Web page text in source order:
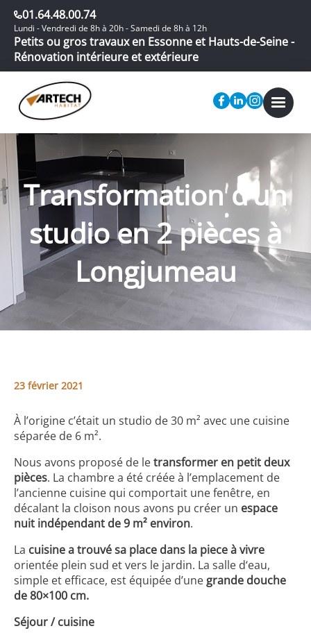
01.64.48.00.74
Lundi - Vendredi de 8h à 20h - Samedi de 8h à 12h
Petits ou gros travaux en Essonne et Hauts-de-Seine -
Rénovation intérieure et extérieure
Transformation d’un
studio en 2 pièces à
Longjumeau
23 février 2021
À l’origine c’était un studio de 30 m² avec une cuisine
séparée de 6 m².
Nous avons proposé de letransformer en petit deux
pièces. La chambre a été créée à l’emplacement de
l’ancienne cuisine qui comportait une fenêtre, en
décalant la cloison nous avons pu créer un espace
nuit indépendant de 9 m² environ.
La cuisine a trouvé sa place dans la piece à vivre
orientée plein sud et vers le jardin. La salle d‘eau,
simple et efficace, est équipée d’une grande douche
de 80×100 cm.
Séjour / cuisine